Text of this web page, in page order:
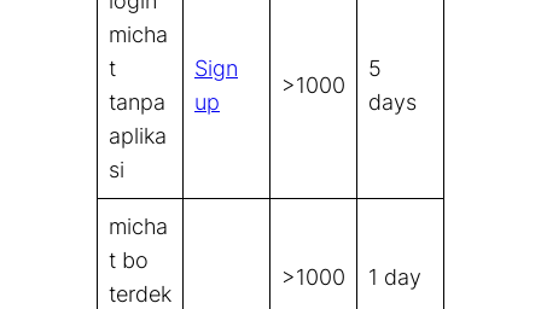
micha
t
tanpa
aplika
si
Sign
up
>1000
5
days
micha
t bo
terdek
>1000 1 day